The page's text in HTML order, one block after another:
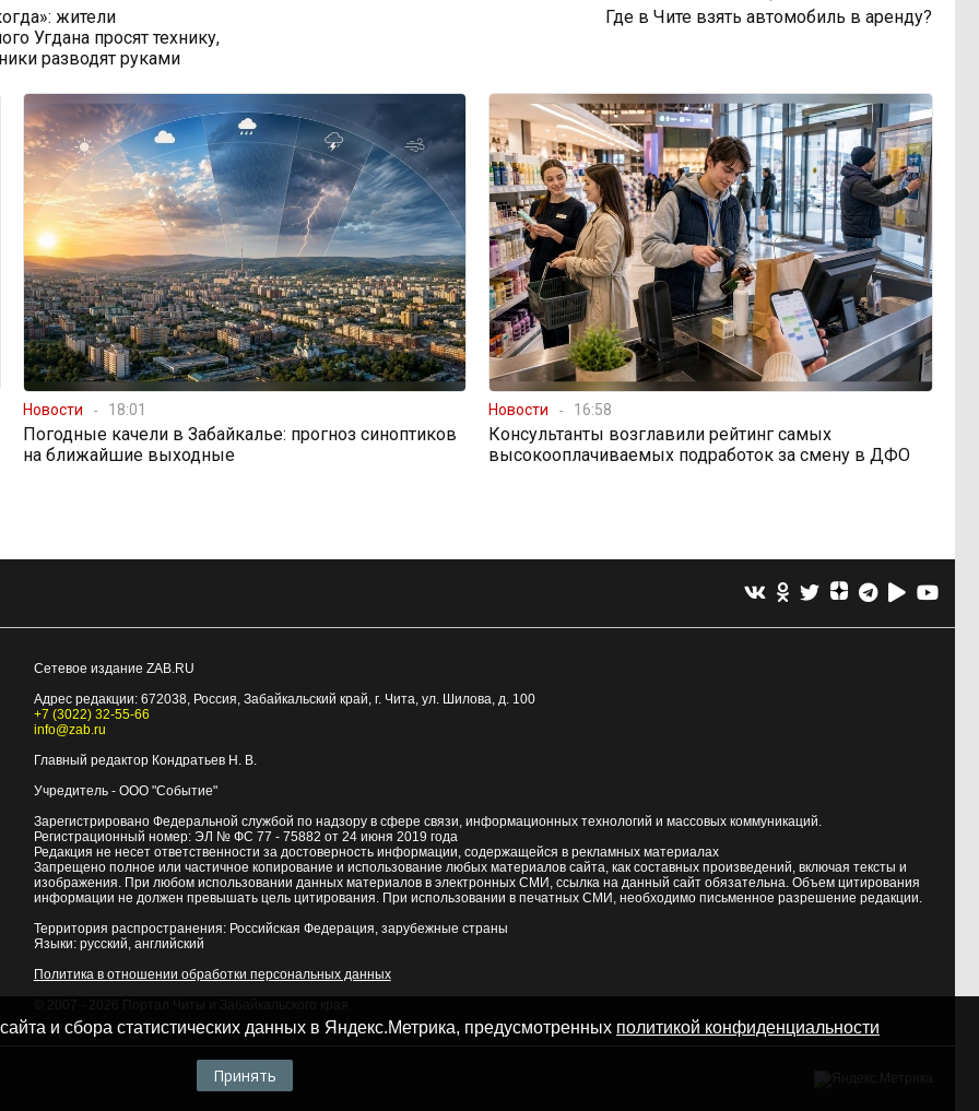
жители
Угдана просят технику,
разводят руками
Где в Чите взять автомобиль в аренду?
Новости 18:01
Погодные качели в Забайкалье: прогноз синоптиков
на ближайшие выходные
Новости 16:58
Консультанты возглавили рейтинг самых
высокооплачиваемых подработок за смену в ДФО
Сетевое издание ZAB.RU
Адрес редакции: 672038, Россия, Забайкальский край, г. Чита, ул. Шилова, д. 100
+7 (3022) 32-55-66
info@zab.ru
Главный редактор Кондратьев Н. В.
Учредитель - ООО "Событие"
Зарегистрировано Федеральной службой по надзору в сфере связи, информационных технологий и массовых коммуникаций.
Регистрационный номер: ЭЛ № ФС 77 - 75882 от 24 июня 2019 года
Редакция не несет ответственности за достоверность информации, содержащейся в рекламных материалах
Запрещено полное или частичное копирование и использование любых материалов сайта, как составных произведений, включая тексты и
изображения. При любом использовании данных материалов в электронных СМИ, ссылка на данный сайт обязательна. Объем цитирования
информации не должен превышать цель цитирования. При использовании в печатных СМИ, необходимо письменное разрешение редакции.
Территория распространения: Российская Федерация, зарубежные страны
Языки: русский, английский
Политика в отношении обработки персональных данных
и сбора статистических данных в Яндекс.Метрика, предусмотренных политикой конфиденциальности
Принять